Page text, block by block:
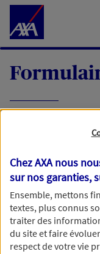
Accéder au Contenu
demande, nous
meilleurs délais
Votre message :
Chez AXA nous
sur nos garanties,
Ensemble, mettons
textes, plus connus
traiter des
du site et faire
respect de votre vie